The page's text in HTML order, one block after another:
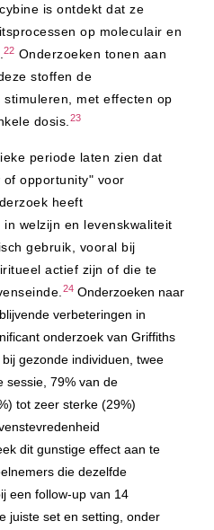
is ontdekt dat ze
op moleculair en
22 Onderzoeken tonen aan
stoffen de
met effecten op
dosis.23
periode laten zien dat
of opportunity" voor
heeft
welzijn en levenskwaliteit
gebruik, vooral bij
actief zijn of die te
24 Onderzoeken naar
verbeteringen in
onderzoek van Griffiths
gezonde individuen, twee
sessie, 79% van de
tot zeer sterke (29%)
dit gunstige effect aan te
die dezelfde
een follow-up van 14
juiste set en setting, onder